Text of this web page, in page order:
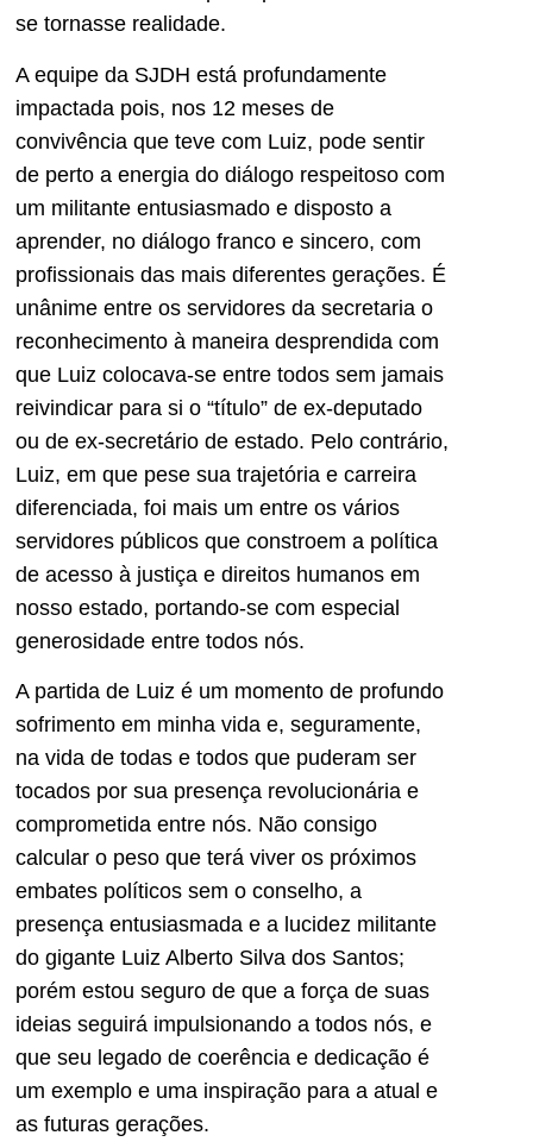
se tornasse realidade.
A equipe da SJDH está profundamente
impactada pois, nos 12 meses de
convivência que teve com Luiz, pode sentir
de perto a energia do diálogo respeitoso com
um militante entusiasmado e disposto a
aprender, no diálogo franco e sincero, com
profissionais das mais diferentes gerações. É
unânime entre os servidores da secretaria o
reconhecimento à maneira desprendida com
que Luiz colocava-se entre todos sem jamais
reivindicar para si o “título” de ex-deputado
ou de ex-secretário de estado. Pelo contrário,
Luiz, em que pese sua trajetória e carreira
diferenciada, foi mais um entre os vários
servidores públicos que constroem a política
de acesso à justiça e direitos humanos em
nosso estado, portando-se com especial
generosidade entre todos nós.
A partida de Luiz é um momento de profundo
sofrimento em minha vida e, seguramente,
na vida de todas e todos que puderam ser
tocados por sua presença revolucionária e
comprometida entre nós. Não consigo
calcular o peso que terá viver os próximos
embates políticos sem o conselho, a
presença entusiasmada e a lucidez militante
do gigante Luiz Alberto Silva dos Santos;
porém estou seguro de que a força de suas
ideias seguirá impulsionando a todos nós, e
que seu legado de coerência e dedicação é
um exemplo e uma inspiração para a atual e
as futuras gerações.